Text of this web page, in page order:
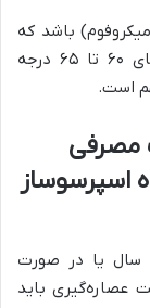
باشد که
نه خیلی حباب‌دار و نه خیلی رقیق باشد. دمای ۶۰ تا ۶۵ درجه
است.
مصرفی
اسپرسوساز
سال یا در صورت
عصاره‌گیری باید